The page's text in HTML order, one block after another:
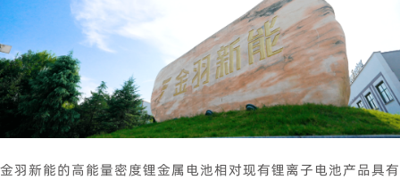
金羽新能的高能量密度锂金属电池相对现有锂离子电池产品具有